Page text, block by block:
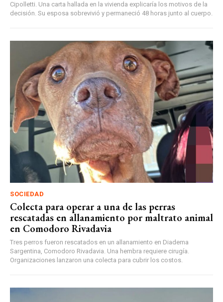
Cipolletti. Una carta hallada en la vivienda explicaría los motivos de la
decisión. Su esposa sobrevivió y permaneció 48 horas junto al cuerpo.
SOCIEDAD
Colecta para operar a una de las perras
rescatadas en allanamiento por maltrato animal
en Comodoro Rivadavia
Tres perros fueron rescatados en un allanamiento en Diadema
Sargentina, Comodoro Rivadavia. Una hembra requiere cirugía.
Organizaciones lanzaron una colecta para cubrir los costos.